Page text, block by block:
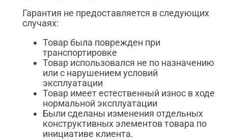
Гарантия не предоставляется в следующих
случаях:
Товар была поврежден при
транспортировке
Товар использовался не по назначению
или с нарушением условий
эксплуатации
Товар имеет естественный износ в ходе
нормальной эксплуатации
Были сделаны изменения отдельных
конструктивных элементов товара по
инициативе клиента.